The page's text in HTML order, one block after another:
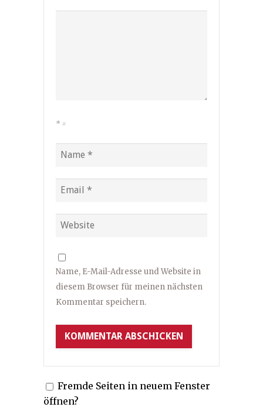
* =
Name, E-Mail-Adresse und Website in
diesem Browser für meinen nächsten
Kommentar speichern.
Fremde Seiten in neuem Fenster
öffnen?